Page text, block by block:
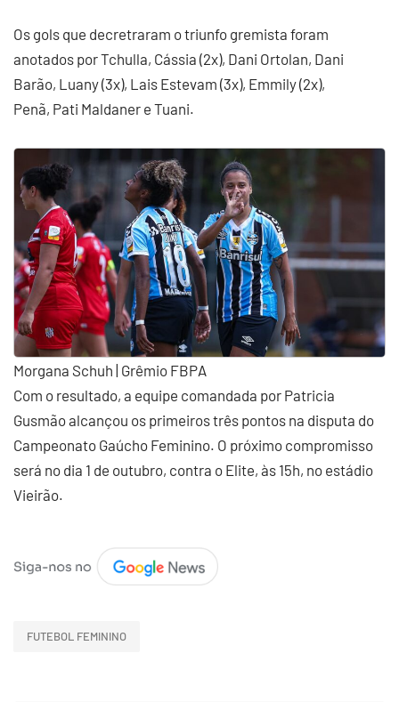
Os gols que decretraram o triunfo gremista foram
anotados por Tchulla, Cássia (2x), Dani Ortolan, Dani
Barão, Luany (3x), Lais Estevam (3x), Emmily (2x),
Penã, Pati Maldaner e Tuani.
Morgana Schuh | Grêmio FBPA
Com o resultado, a equipe comandada por Patricia
Gusmão alcançou os primeiros três pontos na disputa do
Campeonato Gaúcho Feminino. O próximo compromisso
será no dia 1 de outubro, contra o Elite, às 15h, no estádio
Vieirão.
FUTEBOL FEMININO